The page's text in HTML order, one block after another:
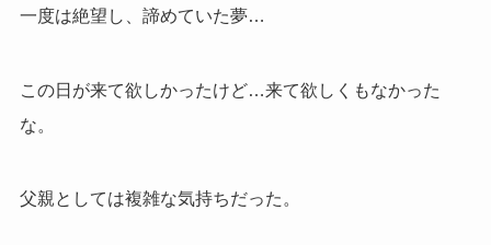
一度は絶望し、諦めていた夢…
この日が来て欲しかったけど…来て欲しくもなかった
な。
父親としては複雑な気持ちだった。